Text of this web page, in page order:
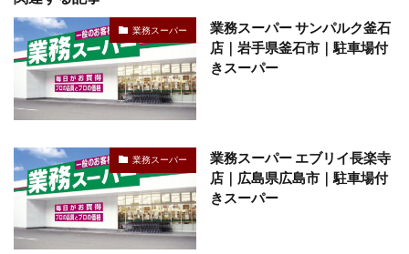
業務スーパー
業務スーパー サンパルク釜石
店｜岩手県釜石市｜駐車場付
きスーパー
業務スーパー
業務スーパー エブリイ長楽寺
店｜広島県広島市｜駐車場付
きスーパー